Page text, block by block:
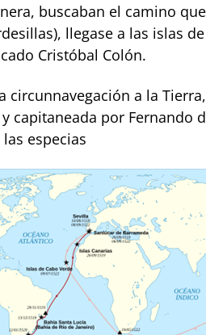
buscaban el camino
llegase a las islas
Cristóbal Colón.
circunnavegación a la
capitaneada por Fernando
especias